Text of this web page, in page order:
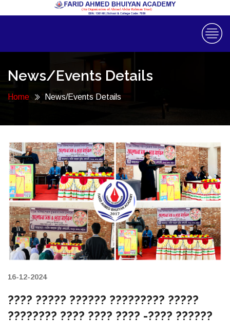
News/Events Details
Home News/Events Details
16-12-2024
???? ????? ?????? ????????? ?????
???????? ???? ???? ???? -???? ??????